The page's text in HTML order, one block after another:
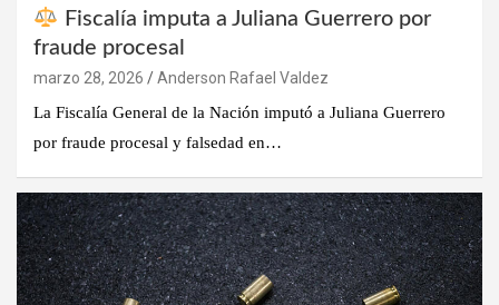
Fiscalía imputa a Juliana Guerrero por
fraude procesal
marzo 28, 2026
Anderson Rafael Valdez
La Fiscalía General de la Nación imputó a Juliana Guerrero
por fraude procesal y falsedad en…